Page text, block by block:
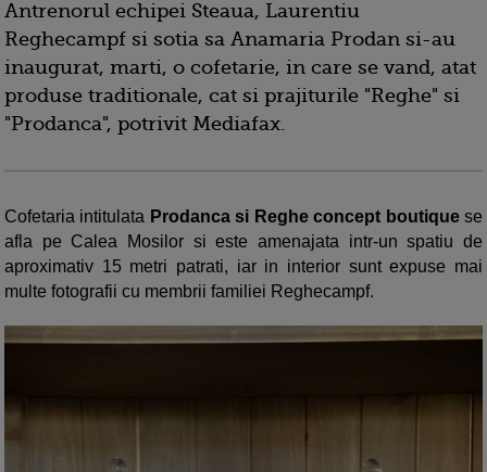
Antrenorul echipei Steaua, Laurentiu
Reghecampf si sotia sa Anamaria Prodan si-au
inaugurat, marti, o cofetarie, in care se vand, atat
produse traditionale, cat si prajiturile "Reghe" si
"Prodanca", potrivit Mediafax.
Cofetaria intitulata Prodanca si Reghe concept boutiquese
afla pe Calea Mosilor si este amenajata intr-un spatiu de
aproximativ 15 metri patrati, iar in interior sunt expuse mai
multe fotografii cu membrii familiei Reghecampf.